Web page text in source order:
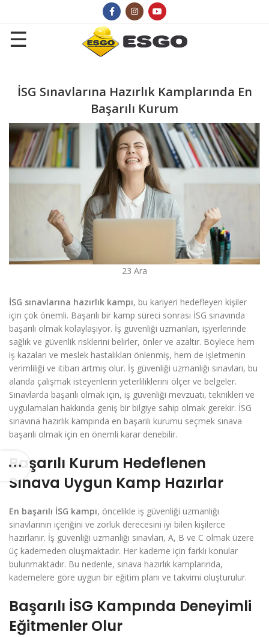
İSG Sınavlarına Hazırlık Kamplarında En
Başarılı Kurum
23 Ara
İSG sınavlarına hazırlık kampı, bu kariyeri hedefleyen kişiler
için çok önemli. Başarılı bir kamp süreci sonrası İSG sınavında
başarılı olmak kolaylaşıyor. İş güvenliği uzmanları, işyerlerinde
sağlık ve güvenlik risklerini belirler, önler ve azaltır. Böylece hem
iş kazaları ve meslek hastalıkları önlenmiş, hem de işletmenin
verimliliği ve itibarı artmış olur. İş güvenliği uzmanlığı sınavları, bu
alanda çalışmak isteyenlerin yeterliliklerini ölçer ve belgeler.
Sınavlarda başarılı olmak için, iş güvenliği mevzuatı, teknikleri ve
uygulamaları hakkında geniş bir bilgiye sahip olmak gerekir. İSG
sınavına hazırlık kampında en başarılı kurumu seçmek sınava
başarılı olmak için en önemli karar denebilir.
Başarılı Kurum Hedeflenen
Sınava Uygun Kamp Hazırlar
En başarılı İSG kampı, öncelikle iş güvenliği uzmanlığı
sınavlarının içeriğini ve zorluk derecesini iyi bilen kişilerce
hazırlanır. İş güvenliği uzmanlığı sınavları, A, B ve C olmak üzere
üç kademeden oluşmaktadır. Her kademe için farklı konular
bulunmaktadır. Bu nedenle, sınava hazırlık kamplarında,
kademelere göre uygun bir eğitim planı ve takvimi oluşturulur.
Başarılı İSG Kampında Deneyimli
Eğitmenler Olur